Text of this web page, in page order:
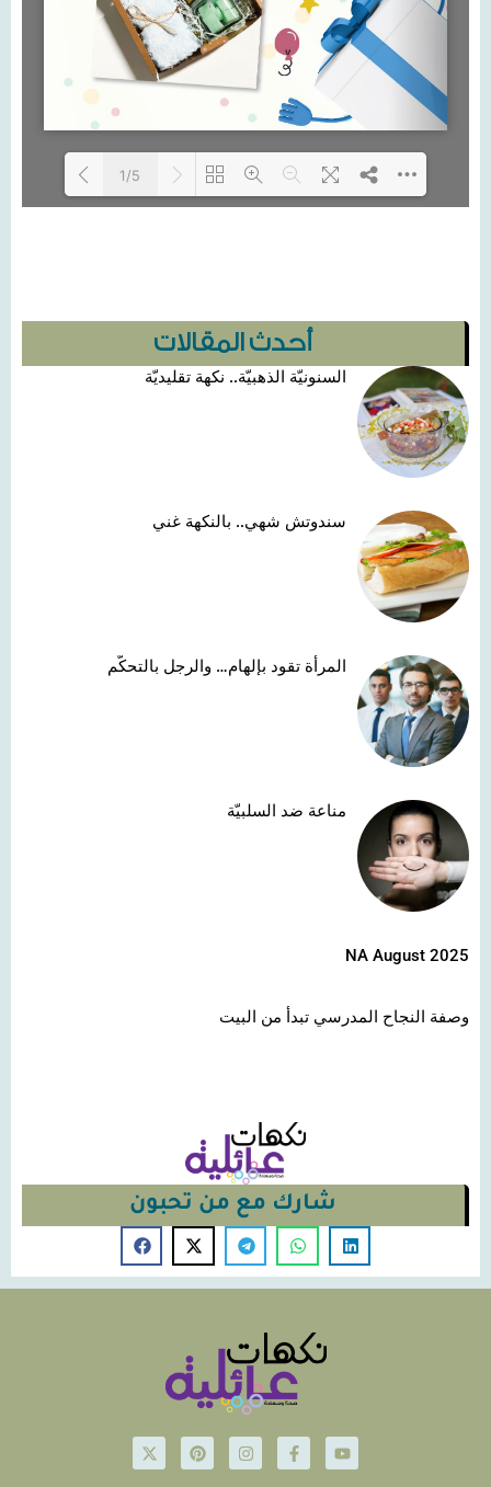
أحدث المقالات
السنونيّة الذهبيّة.. نكهة تقليديّة
سندوتش شهي.. بالنكهة غني
المرأة تقود بإلهام… والرجل بالتحكّم
مناعة ضد السلبيّة
NA August 2025
وصفة النجاح المدرسي تبدأ من البيت
شارك مع من تحبون
1/5